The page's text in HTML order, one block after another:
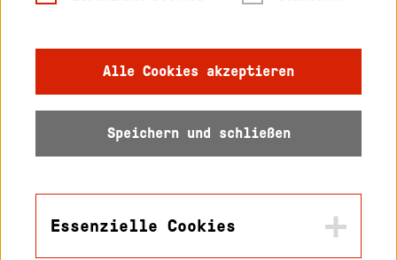
Datenschutz
Barrierefreiheit
Alle Cookies akzeptieren
Speichern und schließen
Essenzielle Cookies